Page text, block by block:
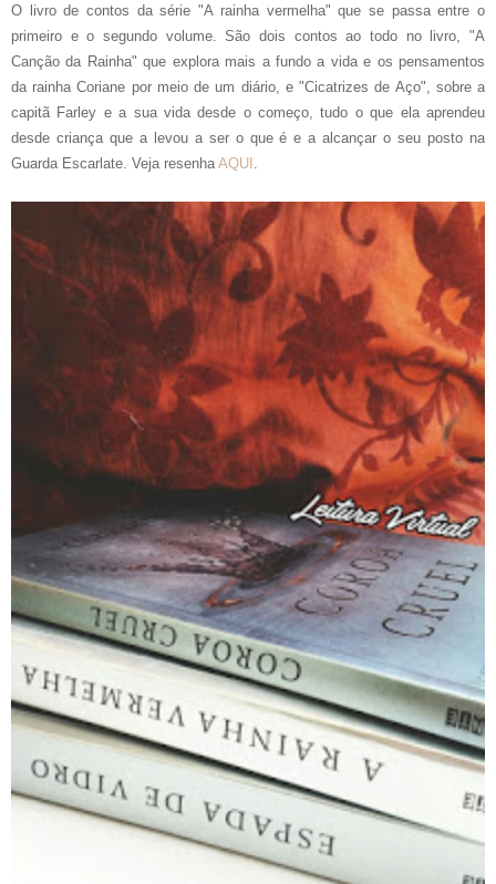
O livro de contos da série "A rainha vermelha" que se passa entre o
primeiro e o segundo volume. São dois contos ao todo no livro, "A
Canção da Rainha" que explora mais a fundo a vida e os pensamentos
da rainha Coriane por meio de um diário, e "Cicatrizes de Aço", sobre a
capitã Farley e a sua vida desde o começo, tudo o que ela aprendeu
desde criança que a levou a ser o que é e a alcançar o seu posto na
Guarda Escarlate. Veja resenha AQUI